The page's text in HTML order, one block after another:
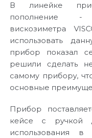
В линейке
пополнение -
вискозиметра
использовать
прибор показал
решили сделать
самому прибору,
основные
Прибор
кейсе с ручкой
использования